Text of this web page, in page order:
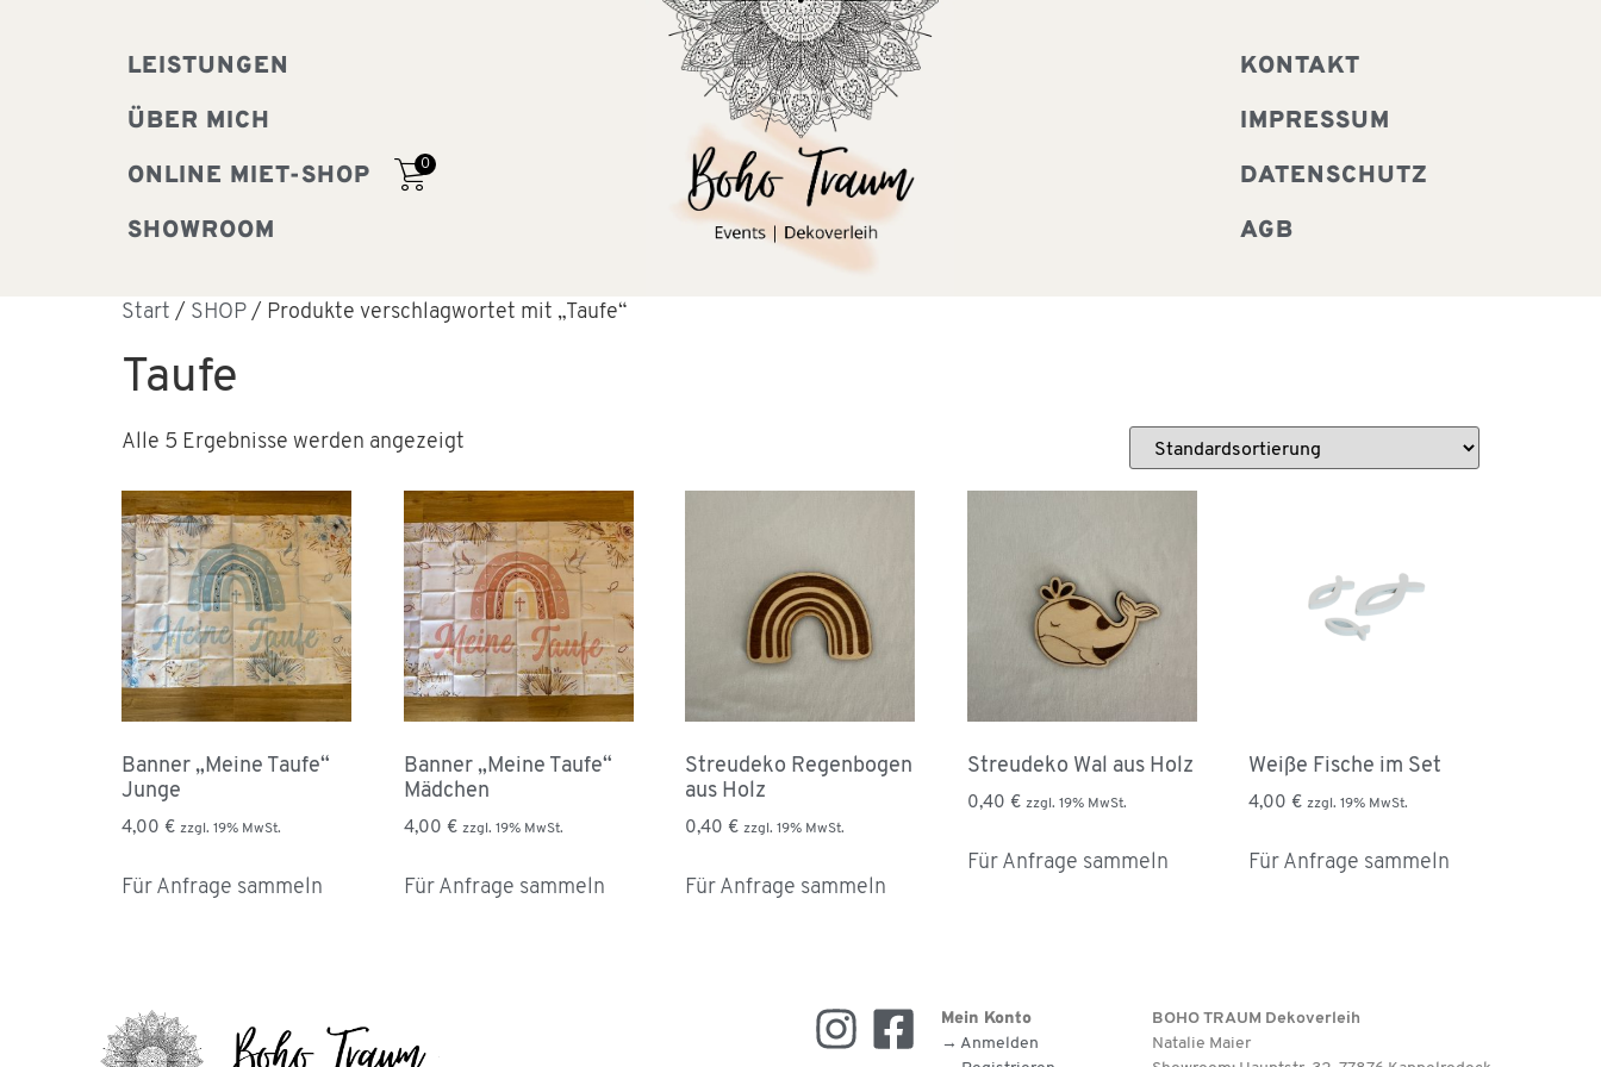
LEISTUNGEN
ÜBER MICH
ONLINE MIET-SHOP
SHOWROOM
0
KONTAKT
IMPRESSUM
DATENSCHUTZ
AGB
Start / SHOP / Produkte verschlagwortet mit „Taufe“
Taufe
Alle 5 Ergebnisse werden angezeigt
Banner „Meine Taufe“
Junge
4,00 € zzgl. 19% MwSt.
Für Anfrage sammeln
Banner „Meine Taufe“
Mädchen
4,00 € zzgl. 19% MwSt.
Für Anfrage sammeln
Streudeko Regenbogen
aus Holz
0,40 € zzgl. 19% MwSt.
Für Anfrage sammeln
Streudeko Wal aus Holz
0,40 € zzgl. 19% MwSt.
Für Anfrage sammeln
Weiße Fische im Set
4,00 € zzgl. 19% MwSt.
Für Anfrage sammeln
Mein Konto
→ Anmelden
BOHO TRAUM Dekoverleih
Natalie Maier